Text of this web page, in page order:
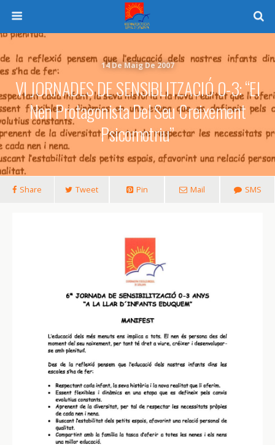
14 De Maig De 2007
VI JORNADES DE SENSIBLITZACIÓ 0-3: “El
Nen Protagonista Del Seu Creixement
Psicomotriu”
Share Tweet Pin Mail SMS